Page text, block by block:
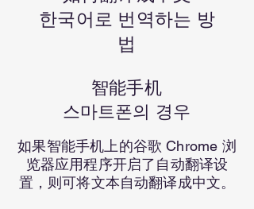
한국어로 번역하는 방
법
智能手机
스마트폰의 경우
如果智能手机上的谷歌 Chrome 浏
览器应用程序开启了自动翻译设
置，则可将文本自动翻译成中文。